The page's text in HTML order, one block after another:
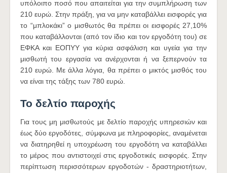
υπόλοιπο ποσό που απαιτείται για την συμπλήρωση των
210 ευρώ. Στην πράξη, για να μην καταβάλλει εισφορές για
το “μπλοκάκι” ο μισθωτός θα πρέπει οι εισφορές 27,10%
που καταβάλλονται (από τον ίδιο και τον εργοδότη του) σε
ΕΦΚΑ και ΕΟΠΥΥ για κύρια ασφάλιση και υγεία για την
μισθωτή του εργασία να ανέρχονται ή να ξεπερνούν τα
210 ευρώ. Με άλλα λόγια, θα πρέπει ο μικτός μισθός του
να είναι της τάξης των 780 ευρώ.
Το δελτίο παροχής
Για τους μη μισθωτούς με δελτίο παροχής υπηρεσιών και
έως δύο εργοδότες, σύμφωνα με πληροφορίες, αναμένεται
να διατηρηθεί η υποχρέωση του εργοδότη να καταβάλλει
το μέρος που αντιστοιχεί στις εργοδοτικές εισφορές. Στην
περίπτωση περισσότερων εργοδοτών - δραστηριοτήτων,